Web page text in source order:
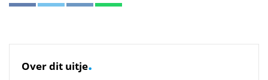
Over dit uitje.